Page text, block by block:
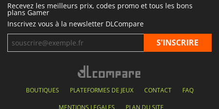
Recevez les meilleurs prix, codes promo et tous les bons
plans Gamer
Inscrivez vous à la newsletter DLCompare
BOUTIQUES PLATEFORMES DE JEUX CONTACT FAQ
MENTIONS LEGALES PLAN DU SITE